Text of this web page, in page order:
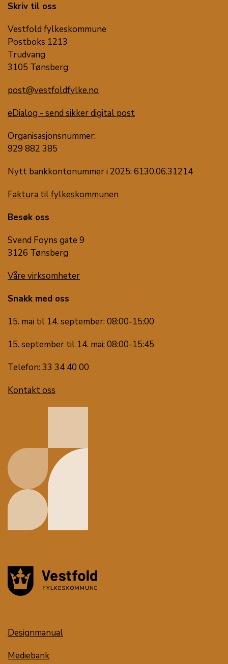
Skriv til oss
Vestfold fylkeskommune
Postboks 1213
Trudvang
3105 Tønsberg
post@vestfoldfylke.no
eDialog - send sikker digital post
Organisasjonsnummer:
929 882 385
Nytt bankkontonummer i 2025: 6130.06.31214
Faktura til fylkeskommunen
Besøk oss
Svend Foyns gate 9
3126 Tønsberg
Våre virksomheter
Snakk med oss
15. mai til 14. september: 08:00-15:00
15. september til 14. mai: 08:00-15:45
Telefon: 33 34 40 00
Kontakt oss
Designmanual
Mediebank